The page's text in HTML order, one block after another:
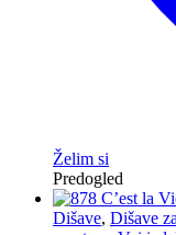
Želim si
Predogled
Dišave, Dišave